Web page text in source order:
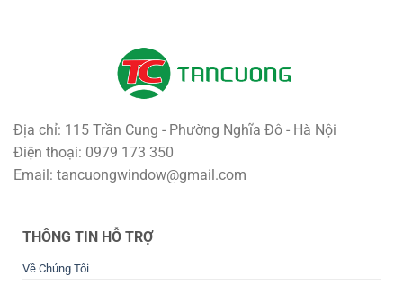
Địa chỉ: 115 Trần Cung - Phường Nghĩa Đô - Hà Nội
Điện thoại: 0979 173 350
Email: tancuongwindow@gmail.com
THÔNG TIN HỖ TRỢ
Về Chúng Tôi